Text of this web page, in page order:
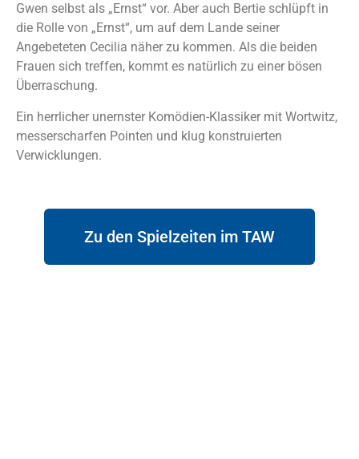
Gwen selbst als „Ernst“ vor. Aber auch Bertie schlüpft in
die Rolle von „Ernst“, um auf dem Lande seiner
Angebeteten Cecilia näher zu kommen. Als die beiden
Frauen sich treffen, kommt es natürlich zu einer bösen
Überraschung.
Ein herrlicher unernster Komödien-Klassiker mit Wortwitz,
messerscharfen Pointen und klug konstruierten
Verwicklungen.
Zu den Spielzeiten im TAW